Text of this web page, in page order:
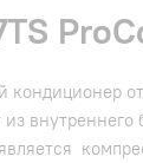
кондиционер